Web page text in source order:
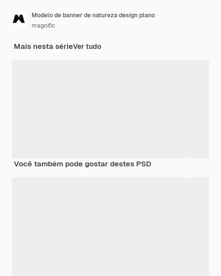
Modelo de banner de natureza design plano
magnific
Mais nesta sérieVer tudo
Você também pode gostar destes PSD